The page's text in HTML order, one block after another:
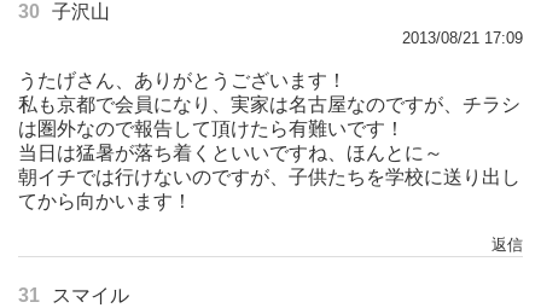
30 子沢山
2013/08/21 17:09
うたげさん、ありがとうございます！
私も京都で会員になり、実家は名古屋なのですが、チラシ
は圏外なので報告して頂けたら有難いです！
当日は猛暑が落ち着くといいですね、ほんとに～
朝イチでは行けないのですが、子供たちを学校に送り出し
てから向かいます！
返信
31 スマイル